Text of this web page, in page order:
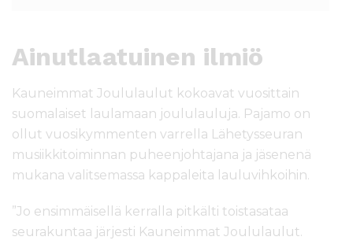
Ainutlaatuinen ilmiö
Kauneimmat Joululaulut kokoavat vuosittain
suomalaiset laulamaan joululauluja. Pajamo on
ollut vuosikymmenten varrella Lähetysseuran
musiikkitoiminnan puheenjohtajana ja jäsenenä
mukana valitsemassa kappaleita lauluvihkoihin.
”Jo ensimmäisellä kerralla pitkälti toistasataa
seurakuntaa järjesti Kauneimmat Joululaulut.